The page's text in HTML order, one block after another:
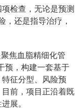
检查，无论是预测
，还是指导治疗，
焦血脂精细化管
预，构建一套基于
征分型、风险预
前，项目正沿着既
展。